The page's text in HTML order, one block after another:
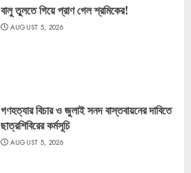
বালু তুলতে গিয়ে প্রাণ গেল শ্রমিকের!
AUGUST 5, 2026
গণহত্যার বিচার ও জুলাই সনদ বাস্তবায়নের দাবিতে
ছাত্রশিবিরের কর্মসূচি
AUGUST 5, 2026